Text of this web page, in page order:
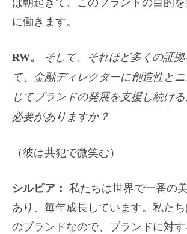
に働きます。
RW。
そして、それほど多くの証
て、金融ディレクターに創造性と
じてブランドの発展を支援し続け
必要がありますか？
（彼は共犯で微笑む）
シルビア： 私たちは世界で一番の
あり、毎年成長しています。私た
のブランドなので、ブランドに対